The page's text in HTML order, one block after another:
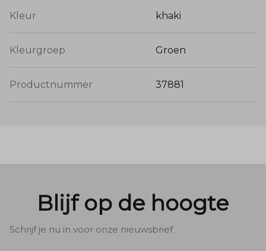
Kleur khaki
Kleurgroep Groen
Productnummer 37881
Blijf op de hoogte
Schrijf je nu in voor onze nieuwsbrief